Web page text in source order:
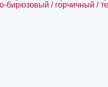
бирюзовый / горчичный /